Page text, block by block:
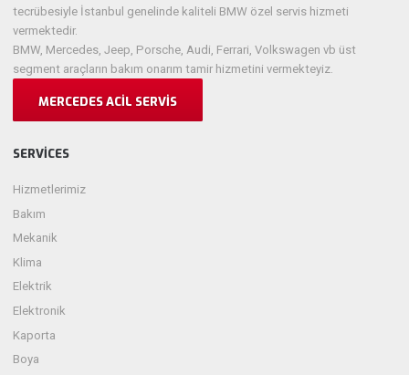
tecrübesiyle İstanbul genelinde kaliteli BMW özel servis hizmeti
vermektedir.
BMW, Mercedes, Jeep, Porsche, Audi, Ferrari, Volkswagen vb üst
segment araçların bakım onarım tamir hizmetini vermekteyiz.
MERCEDES ACIL SERVIS
SERVICES
Hizmetlerimiz
Bakım
Mekanik
Klima
Elektrik
Elektronik
Kaporta
Boya